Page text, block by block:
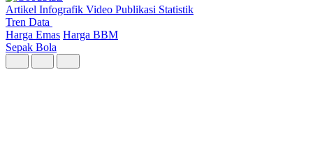
Artikel Infografik Video Publikasi Statistik
Tren Data
Harga Emas Harga BBM
Sepak Bola